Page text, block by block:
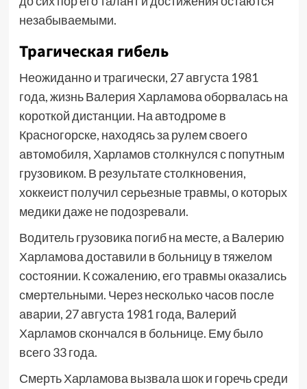
незабываемыми.
Трагическая гибель
Неожиданно и трагически, 27 августа 1981
года, жизнь Валерия Харламова оборвалась на
короткой дистанции. На автодроме в
Красногорске, находясь за рулем своего
автомобиля, Харламов столкнулся с попутным
грузовиком. В результате столкновения,
хоккеист получил серьезные травмы, о которых
медики даже не подозревали.
Водитель грузовика погиб на месте, а Валерию
Харламова доставили в больницу в тяжелом
состоянии. К сожалению, его травмы оказались
смертельными. Через несколько часов после
аварии, 27 августа 1981 года, Валерий
Харламов скончался в больнице. Ему было
всего 33 года.
Смерть Харламова вызвала шок и горечь среди